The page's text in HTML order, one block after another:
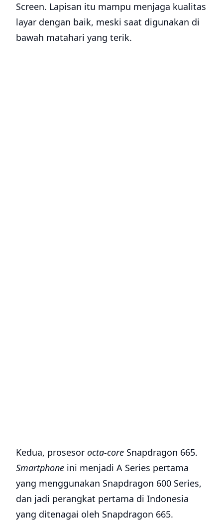
Screen. Lapisan itu mampu menjaga kualitas
layar dengan baik, meski saat digunakan di
bawah matahari yang terik.
Kedua, prosesor octa-core Snapdragon 665.
Smartphone ini menjadi A Series pertama
yang menggunakan Snapdragon 600 Series,
dan jadi perangkat pertama di Indonesia
yang ditenagai oleh Snapdragon 665.